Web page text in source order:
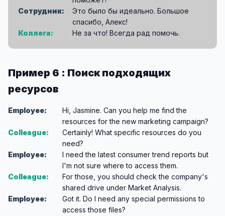
Сотрудник:
Это было бы идеально. Большое
спасибо, Алекс!
Коллега:
Не за что! Всегда рад помочь.
Пример 6 : Поиск подходящих
ресурсов
Employee:
Hi, Jasmine. Can you help me find the
resources for the new marketing campaign?
Colleague:
Certainly! What specific resources do you
need?
Employee:
I need the latest consumer trend reports but
I'm not sure where to access them.
Colleague:
For those, you should check the company's
shared drive under Market Analysis.
Employee:
Got it. Do I need any special permissions to
access those files?